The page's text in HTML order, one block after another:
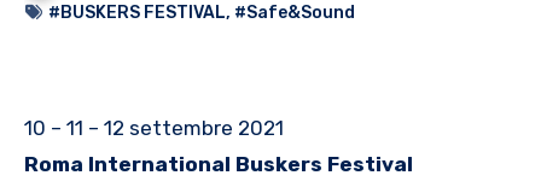
#BUSKERS FESTIVAL, #Safe&Sound
10 – 11 – 12 settembre 2021
Roma International Buskers Festival